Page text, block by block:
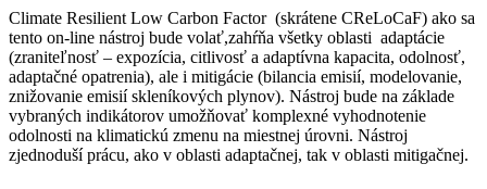
Climate Resilient Low Carbon Factor (skrátene CReLoCaF) ako sa
tento on-line nástroj bude volať,zahŕňa všetky oblasti adaptácie
(zraniteľnosť – expozícia, citlivosť a adaptívna kapacita, odolnosť,
adaptačné opatrenia), ale i mitigácie (bilancia emisií, modelovanie,
znižovanie emisií skleníkových plynov). Nástroj bude na základe
vybraných indikátorov umožňovať komplexné vyhodnotenie
odolnosti na klimatickú zmenu na miestnej úrovni. Nástroj
zjednoduší prácu, ako v oblasti adaptačnej, tak v oblasti mitigačnej.